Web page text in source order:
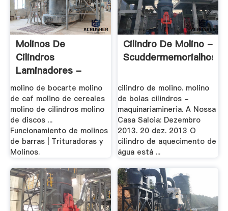
Molinos De
Cilindros
Laminadores -
Nuevos .
molino de bocarte molino
de caf molino de cereales
molino de cilindros molino
de discos ...
Funcionamiento de molinos
de barras | Trituradoras y
Molinos.
Cilindro De Molino -
cilindro de molino. molino
de bolas cilindros -
maquinariamineria. A Nossa
Casa Saloia: Dezembro
2013. 20 dez. 2013 O
cilindro de aquecimento de
água está ...